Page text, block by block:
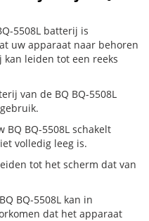
5508L batterij is
uw apparaat naar behoren
leiden tot een reeks
van de BQ BQ-5508L
BQ BQ-5508L schakelt
volledig leeg is.
tot het scherm dat van
BQ-5508L kan in
dat het apparaat